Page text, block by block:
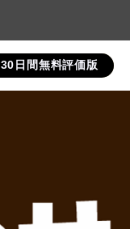
30日間無料評価版